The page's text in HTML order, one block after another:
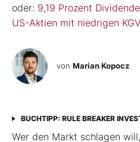
oder: 9,19 Prozent
US-Aktien mit niedrigen
von Marian Kopocz
BUCHTIPP: RULE BREAKER
Wer den Markt schlagen